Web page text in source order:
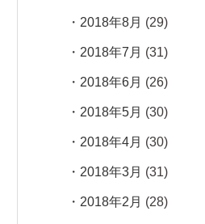
2018年8月 (29)
2018年7月 (31)
2018年6月 (26)
2018年5月 (30)
2018年4月 (30)
2018年3月 (31)
2018年2月 (28)